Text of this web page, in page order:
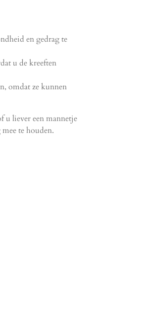
en gedrag te
u de kreeften
omdat ze kunnen
u liever een mannetje
te houden.